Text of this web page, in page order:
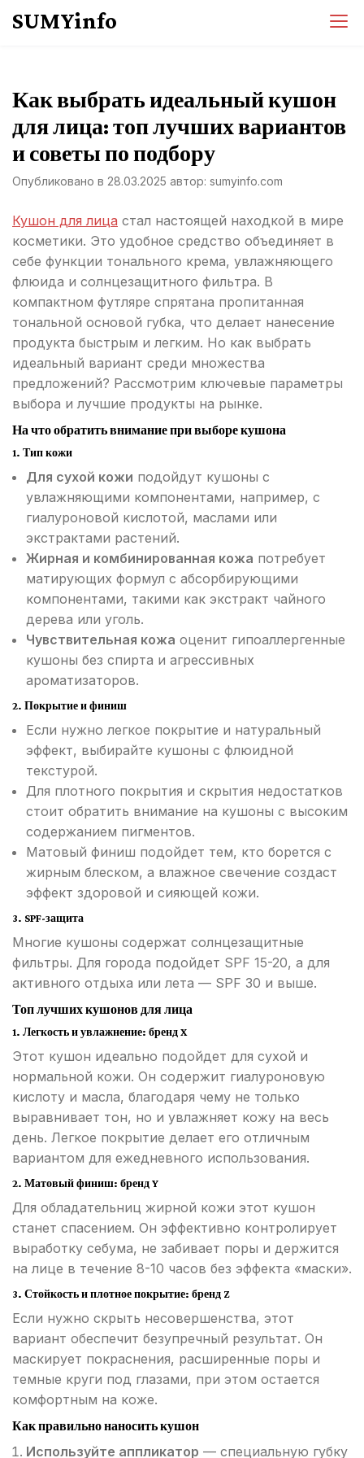
SUMYinfo
Как выбрать идеальный кушон
для лица: топ лучших вариантов
и советы по подбору
Опубликовано в 28.03.2025 автор: sumyinfo.com
Кушон для лица стал настоящей находкой в мире
косметики. Это удобное средство объединяет в
себе функции тонального крема, увлажняющего
флюида и солнцезащитного фильтра. В
компактном футляре спрятана пропитанная
тональной основой губка, что делает нанесение
продукта быстрым и легким. Но как выбрать
идеальный вариант среди множества
предложений? Рассмотрим ключевые параметры
выбора и лучшие продукты на рынке.
На что обратить внимание при выборе кушона
1. Тип кожи
Для сухой кожи подойдут кушоны с
увлажняющими компонентами, например, с
гиалуроновой кислотой, маслами или
экстрактами растений.
Жирная и комбинированная кожа потребует
матирующих формул с абсорбирующими
компонентами, такими как экстракт чайного
дерева или уголь.
Чувствительная кожа оценит гипоаллергенные
кушоны без спирта и агрессивных
ароматизаторов.
2. Покрытие и финиш
Если нужно легкое покрытие и натуральный
эффект, выбирайте кушоны с флюидной
текстурой.
Для плотного покрытия и скрытия недостатков
стоит обратить внимание на кушоны с высоким
содержанием пигментов.
Матовый финиш подойдет тем, кто борется с
жирным блеском, а влажное свечение создаст
эффект здоровой и сияющей кожи.
3. SPF-защита
Многие кушоны содержат солнцезащитные
фильтры. Для города подойдет SPF 15-20, а для
активного отдыха или лета — SPF 30 и выше.
Топ лучших кушонов для лица
1. Легкость и увлажнение: бренд X
Этот кушон идеально подойдет для сухой и
нормальной кожи. Он содержит гиалуроновую
кислоту и масла, благодаря чему не только
выравнивает тон, но и увлажняет кожу на весь
день. Легкое покрытие делает его отличным
вариантом для ежедневного использования.
2. Матовый финиш: бренд Y
Для обладательниц жирной кожи этот кушон
станет спасением. Он эффективно контролирует
выработку себума, не забивает поры и держится
на лице в течение 8-10 часов без эффекта «маски».
3. Стойкость и плотное покрытие: бренд Z
Если нужно скрыть несовершенства, этот
вариант обеспечит безупречный результат. Он
маскирует покраснения, расширенные поры и
темные круги под глазами, при этом остается
комфортным на коже.
Как правильно наносить кушон
Используйте аппликатор — специальную губку